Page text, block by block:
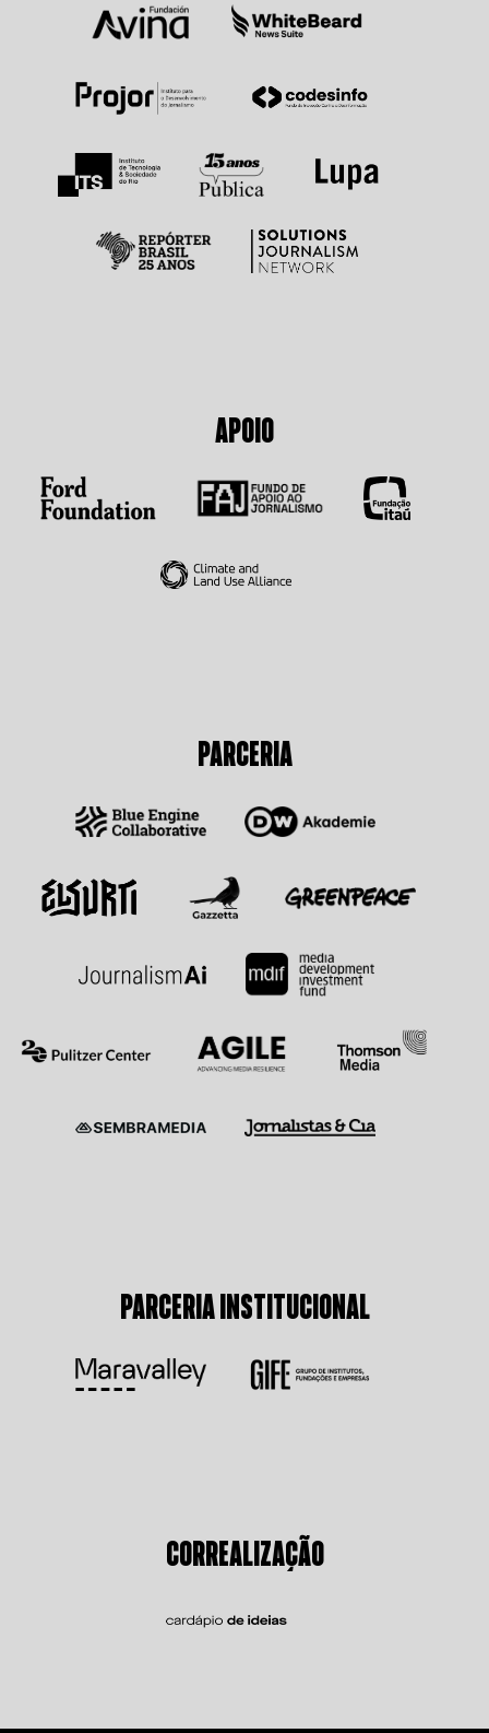
APOIO
PARCERIA
PARCERIA INSTITUCIONAL
CORREALIZAÇÃO